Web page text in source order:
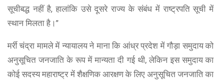
सूचीबद्ध नहीं है, हालांकि उसे दूसरे राज्य के संबंध में राष्ट्रपति सूची में
स्थान मिलता है।”
मर्री चंद्रा मामले में न्यायालय ने माना कि आंध्र प्रदेश में गौड़ा समुदाय को
अनुसूचित जनजाति के रूप में मान्यता दी गई थी, लेकिन इस समुदाय का
कोई सदस्य महाराष्ट्र में शैक्षणिक आरक्षण के लिए अनुसूचित जनजाति का